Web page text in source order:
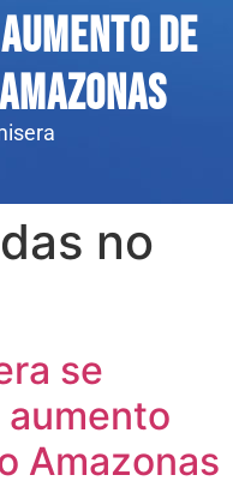
de
no
se
Amazonas